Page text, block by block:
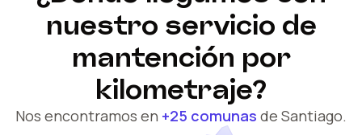
nuestro servicio de
mantención por
kilometraje?
Nos encontramos en +25 comunas de Santiago.